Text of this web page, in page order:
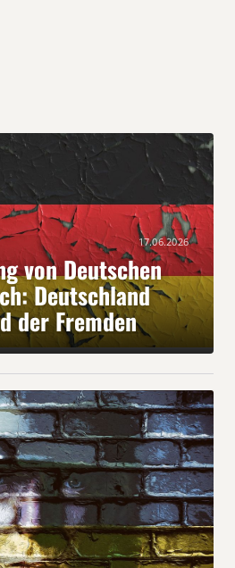
17.06.2026
von Deutschen
Deutschland
der Fremden